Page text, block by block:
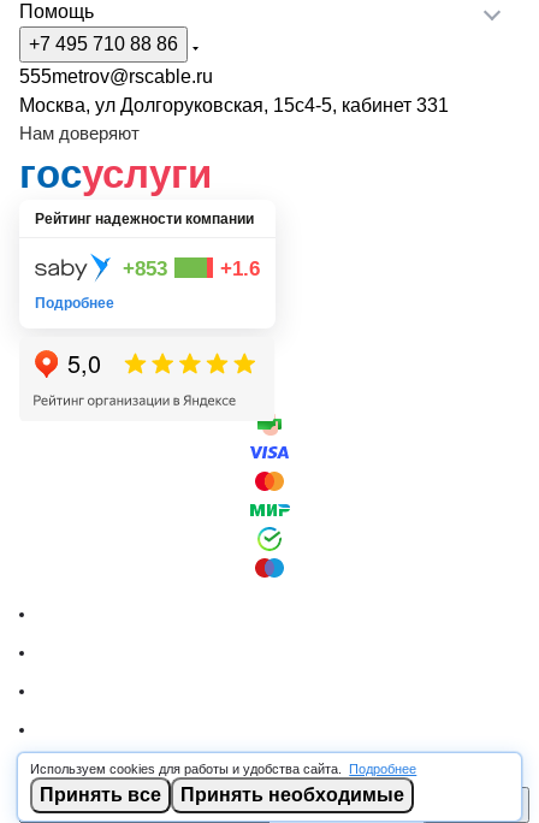
Используем cookies для работы и удобства сайта. Подробнее
Принять все Принять необходимые
Помощь
+7 495 710 88 86
555metrov@rscable.ru
Москва, ул Долгоруковская, 15с4-5, кабинет 331
Нам доверяют
госуслуги
Рейтинг надежности компании
+853 +1.6
Подробнее
© 2026 RSCABLE.RU - Оптовая продажа кабеля
ООО «РОСКАБ», ИНН 7802877462, ОГРН